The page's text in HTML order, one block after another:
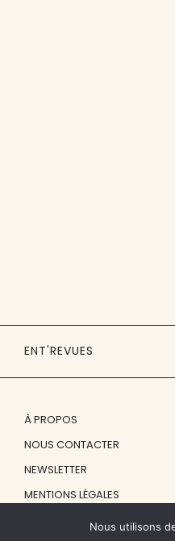
ENT'REVUES
À PROPOS
NOUS CONTACTER
NEWSLETTER
MENTIONS LÉGALES
Nous utilisons